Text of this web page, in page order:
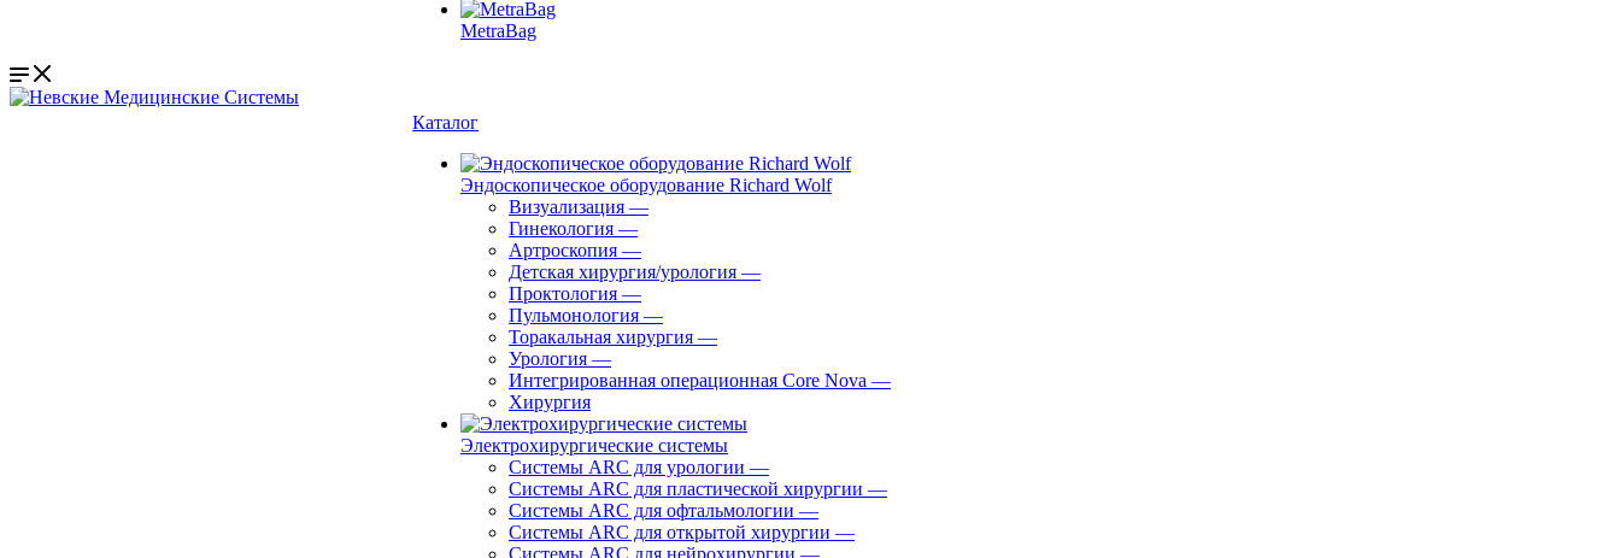
MetraBag
Каталог
Эндоскопическое оборудование Richard Wolf
Визуализация —
Гинекология —
Артроскопия —
Детская хирургия/урология —
Проктология —
Пульмонология —
Торакальная хирургия —
Урология —
Интегрированная операционная Core Nova —
Хирургия
Электрохирургические системы
Системы ARC для урологии —
Системы ARC для пластической хирургии —
Системы ARC для офтальмологии —
Системы ARC для открытой хирургии —
Системы ARC для нейрохирургии —